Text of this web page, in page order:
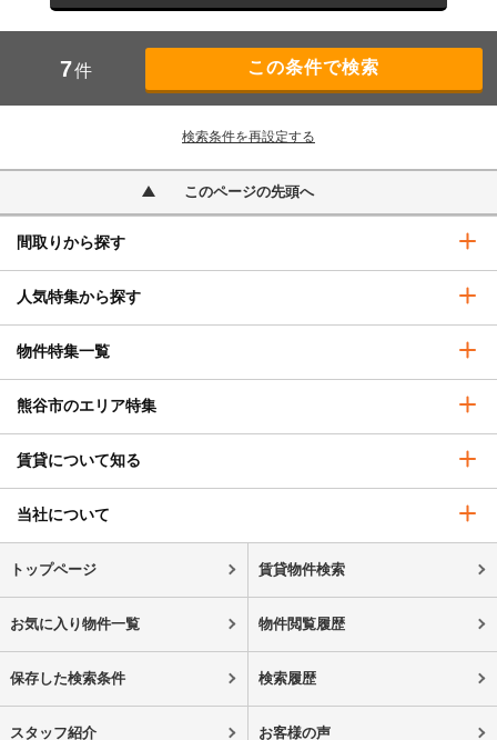
7件
検索条件を再設定する
このページの先頭へ
間取りから探す
人気特集から探す
物件特集一覧
熊谷市のエリア特集
賃貸について知る
当社について
トップページ 賃貸物件検索
お気に入り物件一覧 物件閲覧履歴
保存した検索条件 検索履歴
スタッフ紹介 お客様の声